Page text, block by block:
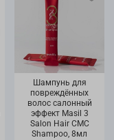
Шампунь для
повреждённых
волос салонный
эффект Masil 3
Salon Hair CMC
Shampoo, 8мл